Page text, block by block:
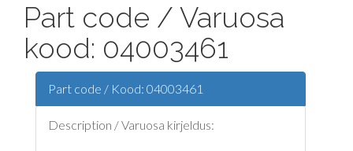
Part code / Varuosa
kood: 04003461
Part code / Kood: 04003461
Description / Varuosa kirjeldus: